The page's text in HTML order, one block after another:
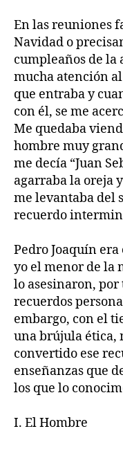
En las reuniones
Navidad o
cumpleaños de
mucha atención
que entraba y
con él, se me
Me quedaba
hombre muy
me decía “Juan
agarraba la oreja
me levantaba del
recuerdo
Pedro Joaquín
yo el menor de la
lo asesinaron, por
recuerdos
embargo, con el
una brújula ética,
convertido ese
enseñanzas que
los que lo
I. El Hombre